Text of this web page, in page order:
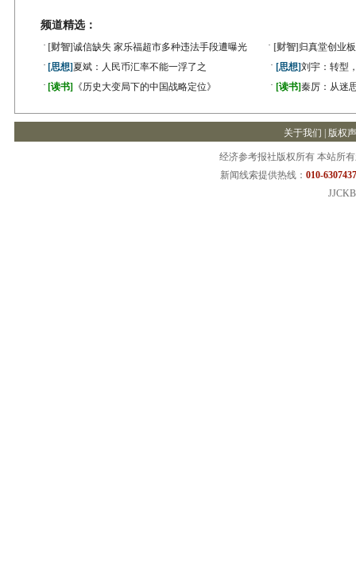
频道精选：
· [财智]诚信缺失 家乐福超市多种违法手段遭曝光 · [财智] 归真堂创业
· [思想]夏斌：人民币汇率不能一浮了之 · [思想]刘宇：转型
· [读书] 《历史大变局下的中国战略定位》 · [读书]秦厉：从迷
关于我们 版权
经济参考报社版权所有 本站所
新闻线索提供热线： 010-